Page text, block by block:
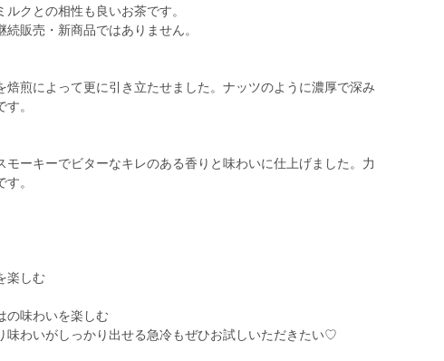
クとの相性も良いお茶です。
販売・新商品ではありません。
焙煎によって更に引き立たせました。ナッツのように濃厚で深み
。
モーキーでビターなキレのある香りと味わいに仕上げました。力
。
楽しむ
の味わいを楽しむ
わいがしっかり出せる急冷もぜひお試しいただきたい♡